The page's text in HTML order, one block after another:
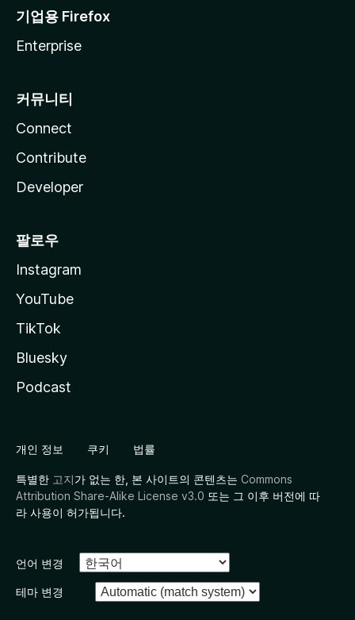
기업용 Firefox
Enterprise
커뮤니티
Connect
Contribute
Developer
팔로우
Instagram
YouTube
TikTok
Bluesky
Podcast
개인 정보 쿠키 법률
특별한 고지가 없는 한, 본 사이트의 콘텐츠는 Commons
Attribution Share-Alike License v3.0 또는 그 이후 버전에 따
라 사용이 허가됩니다.
언어 변경
테마 변경